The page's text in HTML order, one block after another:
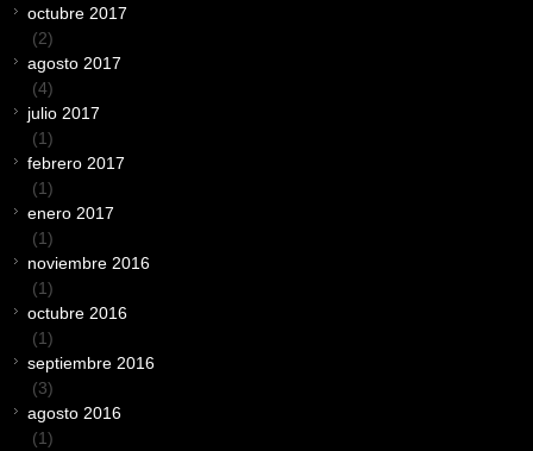
octubre 2017
(2)
agosto 2017
(4)
julio 2017
(1)
febrero 2017
(1)
enero 2017
(1)
noviembre 2016
(1)
octubre 2016
(1)
septiembre 2016
(3)
agosto 2016
(1)